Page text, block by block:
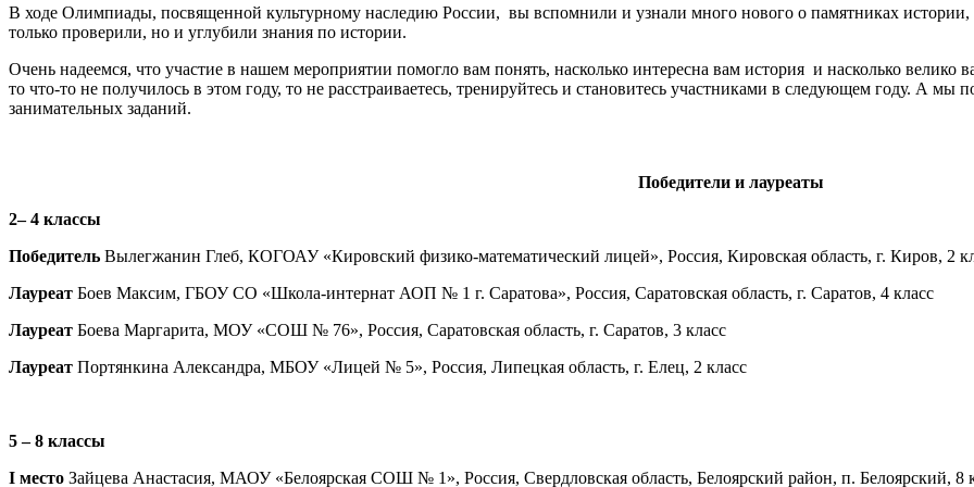
В ходе Олимпиады, посвященной культурному наследию России, вы вспомнили и узнали много нового о памятниках
только проверили, но и углубили знания по истории.
Очень надеемся, что участие в нашем мероприятии помогло вам понять, насколько интересна вам история и насколько велико
то что-то не получилось в этом году, то не расстраиваетесь, тренируйтесь и становитесь участниками в следующем году. А мы
занимательных заданий.
Победители и лауреаты
2– 4 классы
Победитель Вылегжанин Глеб, КОГОАУ «Кировский физико-математический лицей», Россия, Кировская область, г. Киров, 2
Лауреат Боев Максим, ГБОУ СО «Школа-интернат АОП № 1 г. Саратова», Россия, Саратовская область, г. Саратов, 4 класс
Лауреат Боева Маргарита, МОУ «СОШ № 76», Россия, Саратовская область, г. Саратов, 3 класс
Лауреат Портянкина Александра, МБОУ «Лицей № 5», Россия, Липецкая область, г. Елец, 2 класс
5 – 8 классы
I место Зайцева Анастасия, МАОУ «Белоярская СОШ № 1», Россия, Свердловская область, Белоярский район, п. Белоярский, 8